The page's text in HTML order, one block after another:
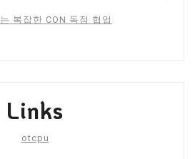
복잡한 CON 독점 협업
Links
otcpu